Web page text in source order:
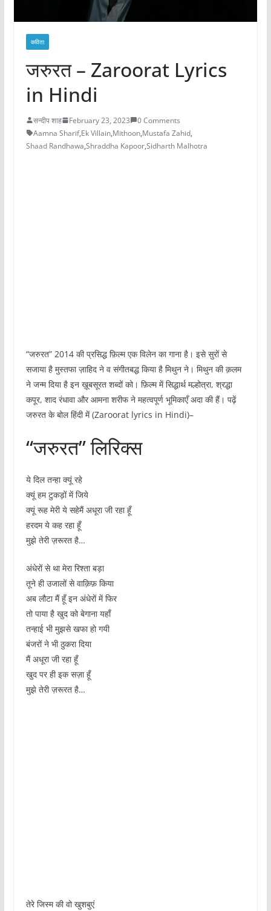
कविता
जरुरत – Zaroorat Lyrics
in Hindi
सन्दीप शाह February 23, 2023
0 Comments
Aamna Sharif,Ek Villain,Mithoon,Mustafa Zahid,
Shaad Randhawa,Shraddha Kapoor,Sidharth Malhotra
“जरुरत” 2014 की प्रसिद्ध फ़िल्म एक विलेन का गाना है। इसे सुरों से
सजाया है मुस्तफा ज़ाहिद ने व संगीतबद्ध किया है मिथुन ने। मिथुन की क़लम
ने जन्म दिया है इन ख़ूबसूरत शब्दों को। फ़िल्म में सिद्धार्थ मल्होत्रा, श्रद्धा
कपूर, शाद रंधावा और आमना शरीफ ने महत्वपूर्ण भूमिकाएँ अदा की हैं। पढ़ें
जरुरत के बोल हिंदी में (Zaroorat lyrics in Hindi)–
“जरुरत” लिरिक्स
ये दिल तन्हा क्यूं रहे
क्यूं हम टुकड़ों में जिये
क्यूं रूह मेरी ये सहेमैं अधूरा जी रहा हूँ
हरदम ये कह रहा हूँ
मुझे तेरी ज़रूरत है…
अंधेरों से था मेरा रिश्ता बड़ा
तूने ही उजालों से वाक़िफ़ किया
अब लौटा मैं हूँ इन अंधेरों में फिर
तो पाया है खुद को बेगाना यहाँ
तन्हाई भी मुझसे खफा हो गयी
बंजरों ने भी ठुकरा दिया
मैं अधूरा जी रहा हूँ
खुद पर ही इक सज़ा हूँ
मुझे तेरी ज़रूरत है…
तेरे जिस्म की वो खुशबुएं